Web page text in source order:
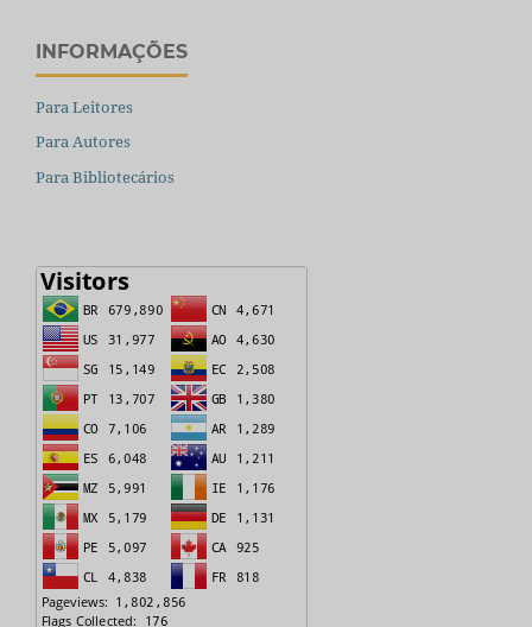
INFORMAÇÕES
Para Leitores
Para Autores
Para Bibliotecários